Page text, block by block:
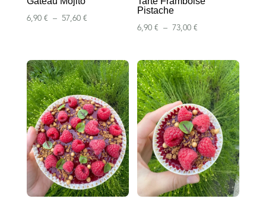
6,90€ – 57,60€Plage
6,90 €
à
57,60 €
Pistache
6,90€ – 73,00€
prix :
6,90 €
à
73,00 €